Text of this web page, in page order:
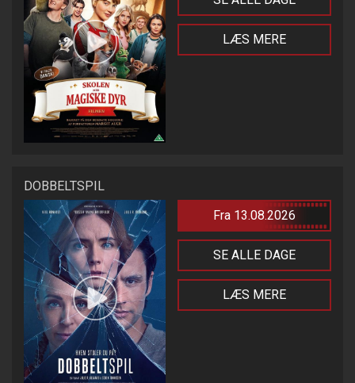
LÆS MERE
DOBBELTSPIL
Fra 13.08.2026
SE ALLE DAGE
LÆS MERE